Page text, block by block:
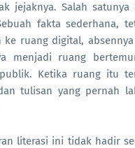
jejaknya. Salah
fakta sederhana,
ke ruang digital,
menjadi ruang
Ketika ruang itu
tulisan yang pernah
literasi ini tidak hadir